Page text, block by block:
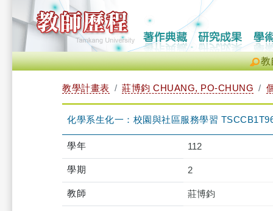
教
教學計畫表 莊博鈞 CHUANG, PO-CHUNG
化學系生化一：校園與社區服務學習
學年 112
學期 2
教師 莊博鈞